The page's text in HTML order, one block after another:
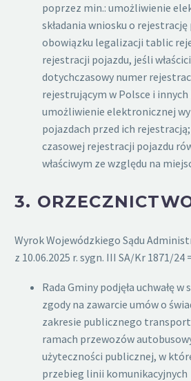
poprzez min.: umożliwienie
składania wniosku o
obowiązku legalizacji tablic
rejestracji pojazdu, jeśli
dotychczasowy numer
rejestrującym w Polsce i innych
umożliwienie elektronicznej
pojazdach przed ich
czasowej rejestracji pojazdu
właściwym ze względu na
3.
Wyrok Wojewódzkiego Sądu
z 10.06.2025 r. sygn. III SA/Kr 1871/24
Rada Gminy podjęła uchwałę
zgody na zawarcie umów o
zakresie publicznego
ramach przewozów
użyteczności publicznej, w
przebieg linii komunikacyjnych